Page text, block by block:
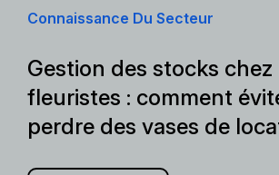
Connaissance Du Secteur
Gestion des stocks chez
fleuristes : comment
perdre des vases de